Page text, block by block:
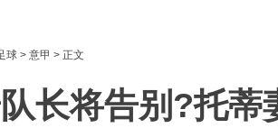
球 > 意甲 > 正文
长将告别?托蒂